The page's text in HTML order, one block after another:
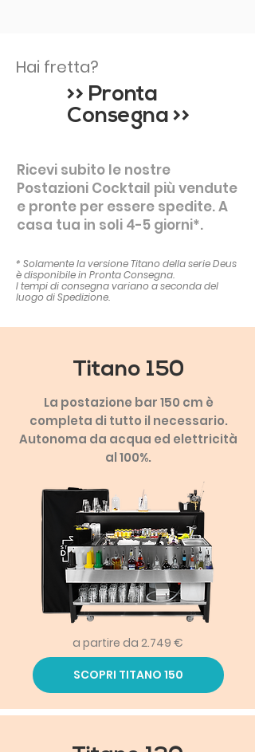
Hai fretta?
>> Pronta
Consegna >>
Ricevi subito le nostre
Postazioni Cocktail più vendute
e pronte per essere spedite. A
casa tua in soli 4-5 giorni*.
* Solamente la versione Titano della serie Deus
è disponibile in Pronta Consegna.
I tempi di consegna variano a seconda del
luogo di Spedizione.
Titano 150
La postazione bar 150 cm è
completa di tutto il necessario.
Autonoma da acqua ed elettricità
al 100%.
a partire da 2.749 €
SCOPRI TITANO 150